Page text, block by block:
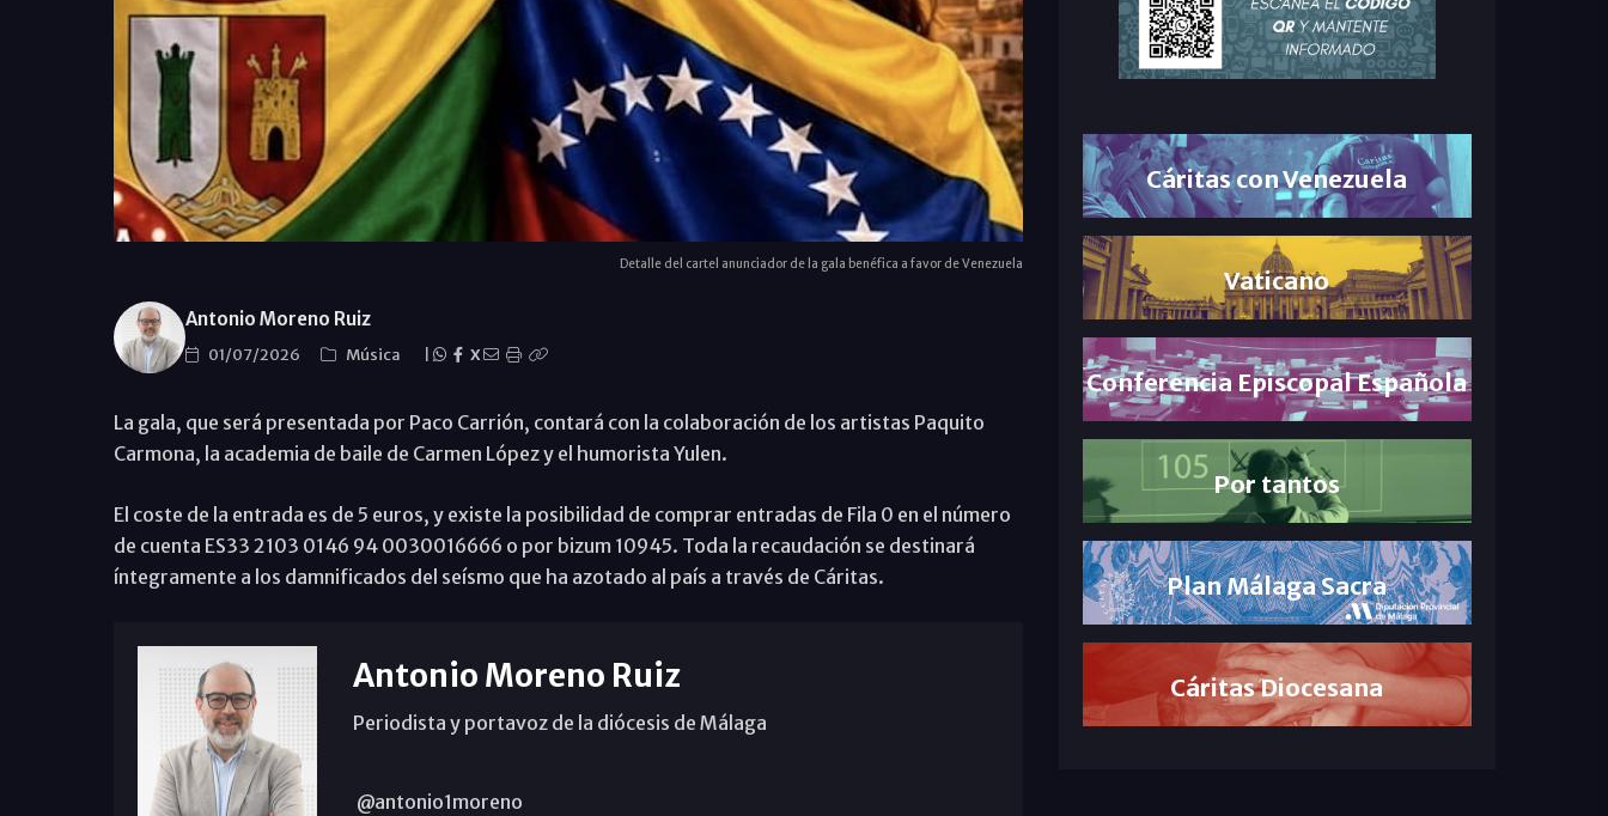
Detalle del cartel anunciador de la gala benéfica a favor de Venezuela
Antonio Moreno Ruiz
01/07/2026 Música X
La gala, que será presentada por Paco Carrión, contará con la colaboración de los artistas Paquito
Carmona, la academia de baile de Carmen López y el humorista Yulen.
El coste de la entrada es de 5 euros, y existe la posibilidad de comprar entradas de Fila 0 en el número
de cuenta ES33 2103 0146 94 0030016666 o por bizum 10945. Toda la recaudación se destinará
íntegramente a los damnificados del seísmo que ha azotado al país a través de Cáritas.
Antonio Moreno Ruiz
Periodista y portavoz de la diócesis de Málaga
@antonio1moreno
Cáritas con Venezuela
Vaticano
Conferencia Episcopal Española
Por tantos
Plan Málaga Sacra
Cáritas Diocesana